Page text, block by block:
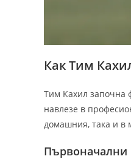
Как Тим
Тим Кахил започна
навлезе в
домашния, така и в
Първоначални